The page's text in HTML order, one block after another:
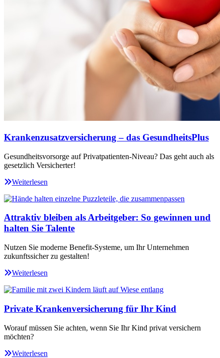
Krankenzusatzversicherung – das GesundheitsPlus
Gesundheitsvorsorge auf Privatpatienten-Niveau? Das geht auch als
gesetzlich Versicherter!
Weiterlesen
Attraktiv bleiben als Arbeitgeber: So gewinnen und
halten Sie Talente
Nutzen Sie moderne Benefit-Systeme, um Ihr Unternehmen
zukunftssicher zu gestalten!
Weiterlesen
Private Krankenversicherung für Ihr Kind
Worauf müssen Sie achten, wenn Sie Ihr Kind privat versichern
möchten?
Weiterlesen